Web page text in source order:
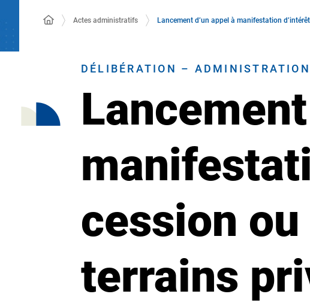
Actes administratifs Lancement d’un appel à manifestation
DÉLIBÉRATION – ADMINISTRATION
cession
terrains